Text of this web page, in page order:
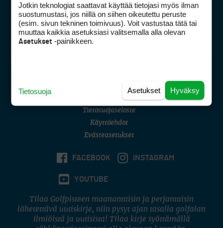
Golfpisteen yhteystiedot
DSA avoimuusraportti
Asiakaspalvelu
(digi) digi@otavamedia.fi
Tietosuojaseloste
Käyttöehdot
Evästeasetukset
FACEBOOK INSTAGRAM
YOUTUBE
Tilaa Golfpisteen maanantaisin ja perjantaisin
lähetettävä uutiskirje, niin pysyt ajan tasalla golfalan
ilmiöistä ja uutisista! Tilaa kirje syöttämällä
Jotkin teknologiat saattavat käyttää tietojasi myös ilman
suostumustasi, jos niillä on siihen oikeutettu peruste
(esim. sivun tekninen toimivuus). Voit vastustaa tätä tai
muuttaa kaikkia asetuksiasi valitsemalla alla olevan
Asetukset -painikkeen.
Hyväksy
Asetukset
Tietosuoja